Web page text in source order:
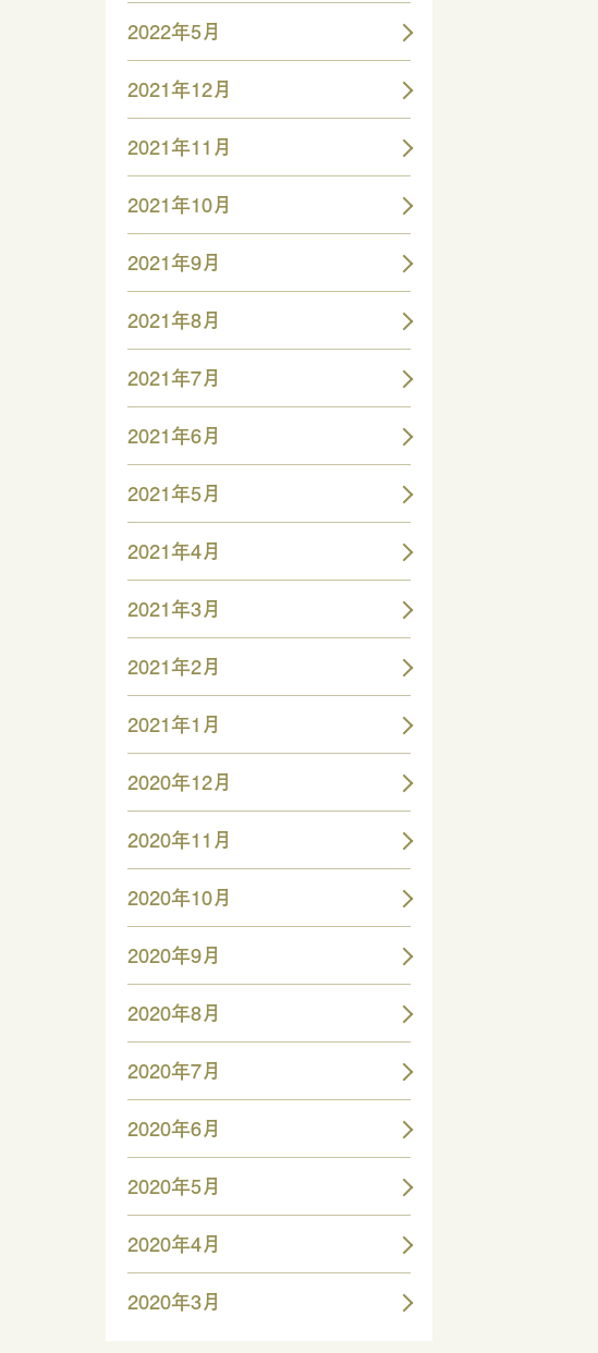
2022年5月
2021年12月
2021年11月
2021年10月
2021年9月
2021年8月
2021年7月
2021年6月
2021年5月
2021年4月
2021年3月
2021年2月
2021年1月
2020年12月
2020年11月
2020年10月
2020年9月
2020年8月
2020年7月
2020年6月
2020年5月
2020年4月
2020年3月